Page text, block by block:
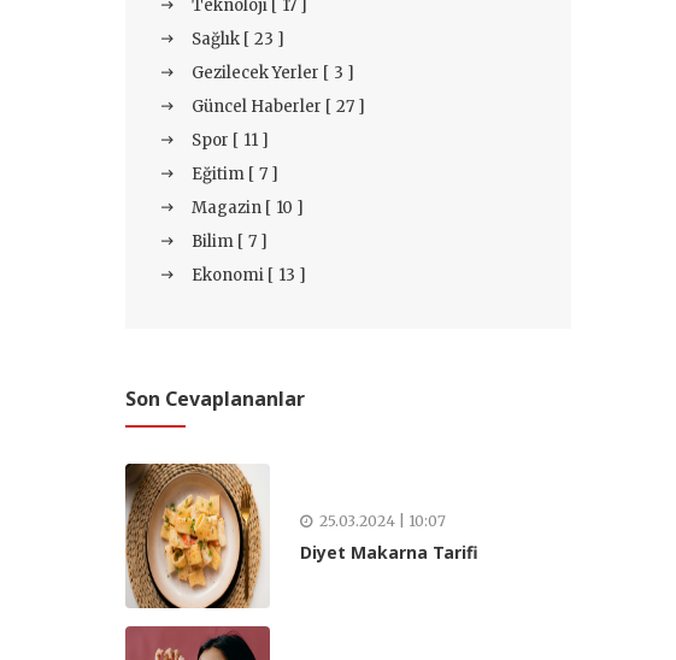
Teknoloji [ 17 ]
Sağlık [ 23 ]
Gezilecek Yerler [ 3 ]
Güncel Haberler [ 27 ]
Spor [ 11 ]
Eğitim [ 7 ]
Magazin [ 10 ]
Bilim [ 7 ]
Ekonomi [ 13 ]
Son Cevaplananlar
25.03.2024 | 10:07
Diyet Makarna Tarifi